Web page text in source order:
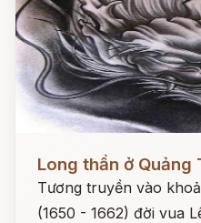
Long thần ở Quảng
Tương truyền vào
(1650 - 1662) đời vua